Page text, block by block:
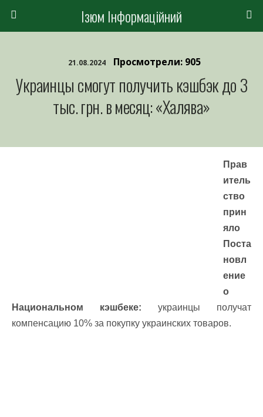
Ізюм Інформаційний
21.08.2024 Просмотрели: 905
Украинцы смогут получить кэшбэк до 3
тыс. грн. в месяц: «Халява»
Прав
итель
ство
прин
яло
Поста
новл
ение
о
Национальном кэшбеке: украинцы получат
компенсацию 10% за покупку украинских товаров.